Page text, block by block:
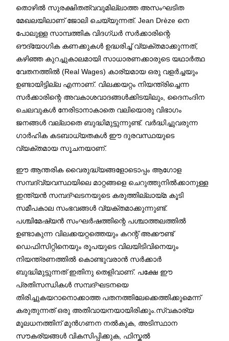
തൊഴിൽ സുരക്ഷിതത്വവുമില്ലാത്ത അസംഘടിത
മേഖലയിലാണ് ജോലി ചെയ്യുന്നത്. Jean Drèze നെ
പോലുള്ള സാമ്പത്തിക വിദഗ്ധർ സർക്കാരിന്റെ
ഔദ്യോഗിക കണക്കുകൾ ഉദ്ധരിച്ച് വ്യക്തമാക്കുന്നത്,
കഴിഞ്ഞ കുറച്ചുകാലമായി സാധാരണക്കാരുടെ യഥാർത്ഥ
വേതനത്തിൽ (Real Wages) കാര്യമായ ഒരു വളർച്ചയും
ഉണ്ടായിട്ടില്ല എന്നാണ്. വിലക്കയറ്റം നിയന്ത്രിച്ചെന്ന
സർക്കാരിന്റെ അവകാശവാദങ്ങൾക്കിടയിലും, ദൈനംദിന
ചെലവുകൾ നേരിടാനാകാതെ വലിയൊരു വിഭാഗം
ജനങ്ങൾ വല്ലാതെ ബുദ്ധിമുട്ടുന്നുണ്ട്. വർദ്ധിച്ചുവരുന്ന
ഗാർഹിക കടബാധ്യതകൾ ഈ ദുരവസ്ഥയുടെ
വ്യക്തമായ സൂചനയാണ്.
ഈ ആന്തരിക വൈരുദ്ധ്യങ്ങളോടൊപ്പം ആഗോള
സമ്പദ്‌വ്യവസ്ഥയിലെ മാറ്റങ്ങളെ ചെറുത്തുനിൽക്കാനുള്ള
ഇന്ത്യൻ സമ്പദ്‌ഘടനയുടെ കരുത്തില്ലായ്മ കൂടി
സമീപകാല സംഭവങ്ങൾ വ്യക്തമാക്കുന്നുണ്ട്.
പശ്ചിമേഷ്യൻ സംഘർഷത്തിന്റെ പശ്ചാത്തലത്തിൽ
ഉണ്ടാകുന്ന വിലക്കയറ്റത്തെയും കറന്റ് അക്കൗണ്ട്
ഡെഫിസിറ്റിനെയും രൂപയുടെ വിലയിടിവിനെയും
നിയന്ത്രണത്തിൽ കൊണ്ടുവരാൻ സർക്കാർ
ബുദ്ധിമുട്ടുന്നത് ഇതിനു തെളിവാണ്. പക്ഷേ ഈ
പ്രതിസന്ധികൾ സമ്പദ്‌ഘടനയെ
തിരിച്ചുകയറാനൊക്കാത്ത പതനത്തിലേക്കെത്തിക്കുമെന്ന്
കരുതുന്നത് ഒരു അതിവായനയായിരിക്കും.സ്വകാര്യ
മൂലധനത്തിന് മുൻഗണന നൽകുക, അടിസ്ഥാന
സൗകര്യങ്ങൾ വികസിപ്പിക്കുക, ഫിസ്കൽ